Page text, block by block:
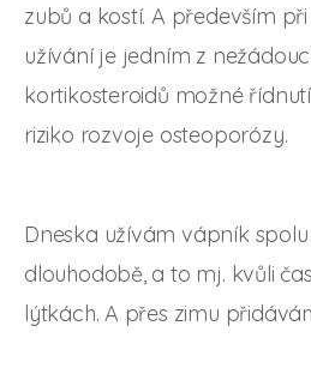
zubů a kostí. A především
užívání je jedním z
kortikosteroidů možné
riziko rozvoje osteoporózy.
Dneska užívám vápník
dlouhodobě, a to mj. kvůli
lýtkách. A přes zimu